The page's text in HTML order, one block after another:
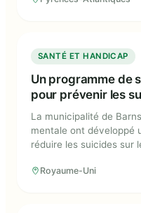
Un
SANTÉ ET HANDICAP
Un programme de
pour prévenir les
La municipalité de
mentale ont développé
réduire les suicides sur
Royaume-Uni